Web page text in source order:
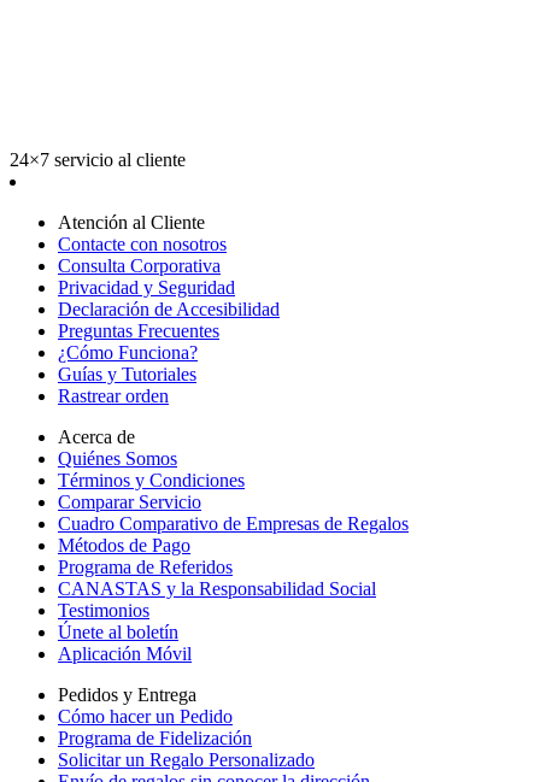
24×7 servicio al cliente
Atención al Cliente
Contacte con nosotros
Consulta Corporativa
Privacidad y Seguridad
Declaración de Accesibilidad
Preguntas Frecuentes
¿Cómo Funciona?
Guías y Tutoriales
Rastrear orden
Acerca de
Quiénes Somos
Términos y Condiciones
Comparar Servicio
Cuadro Comparativo de Empresas de Regalos
Métodos de Pago
Programa de Referidos
CANASTAS y la Responsabilidad Social
Testimonios
Únete al boletín
Aplicación Móvil
Pedidos y Entrega
Cómo hacer un Pedido
Programa de Fidelización
Solicitar un Regalo Personalizado